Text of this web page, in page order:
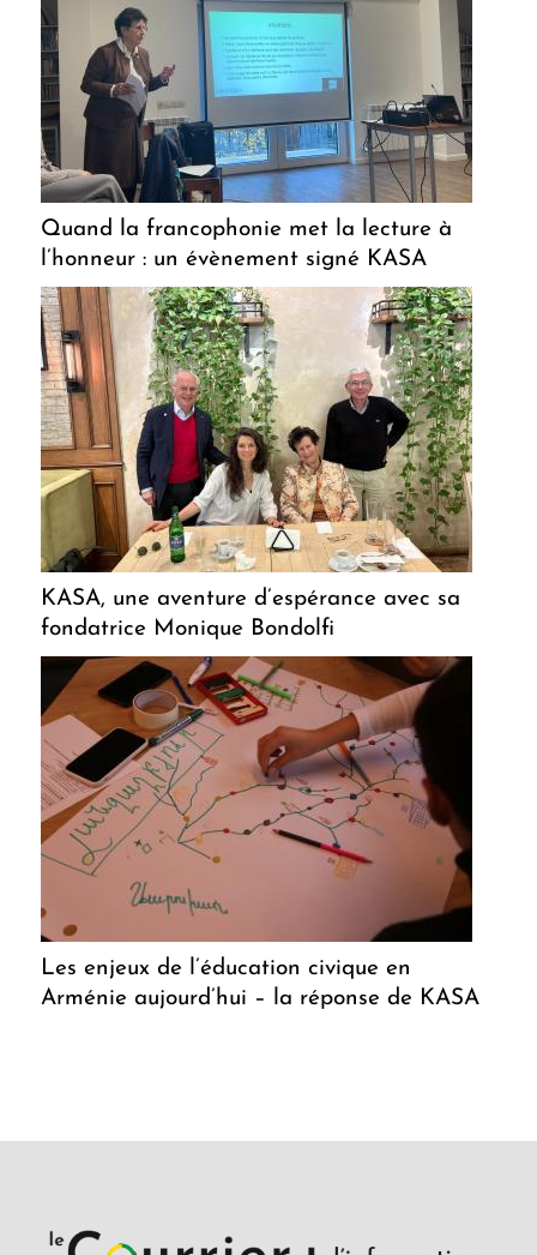
Quand la francophonie met la lecture à
l’honneur : un évènement signé KASA
KASA, une aventure d’espérance avec sa
fondatrice Monique Bondolfi
Les enjeux de l’éducation civique en
Arménie aujourd’hui – la réponse de KASA